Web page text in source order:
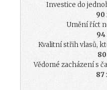
Investice do
90
Umění říct
94
Kvalitní střih vlasů,
80
Vědomé zacházení s
87